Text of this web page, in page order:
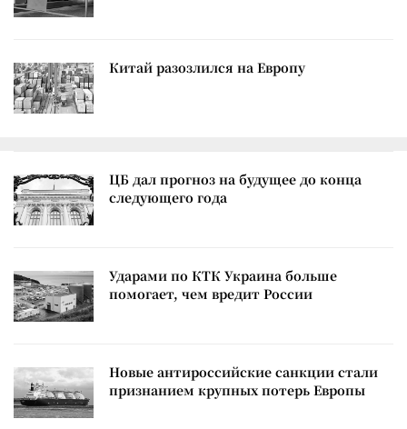
Китай разозлился на Европу
ЦБ дал прогноз на будущее до конца
следующего года
Ударами по КТК Украина больше
помогает, чем вредит России
Новые антироссийские санкции стали
признанием крупных потерь Европы